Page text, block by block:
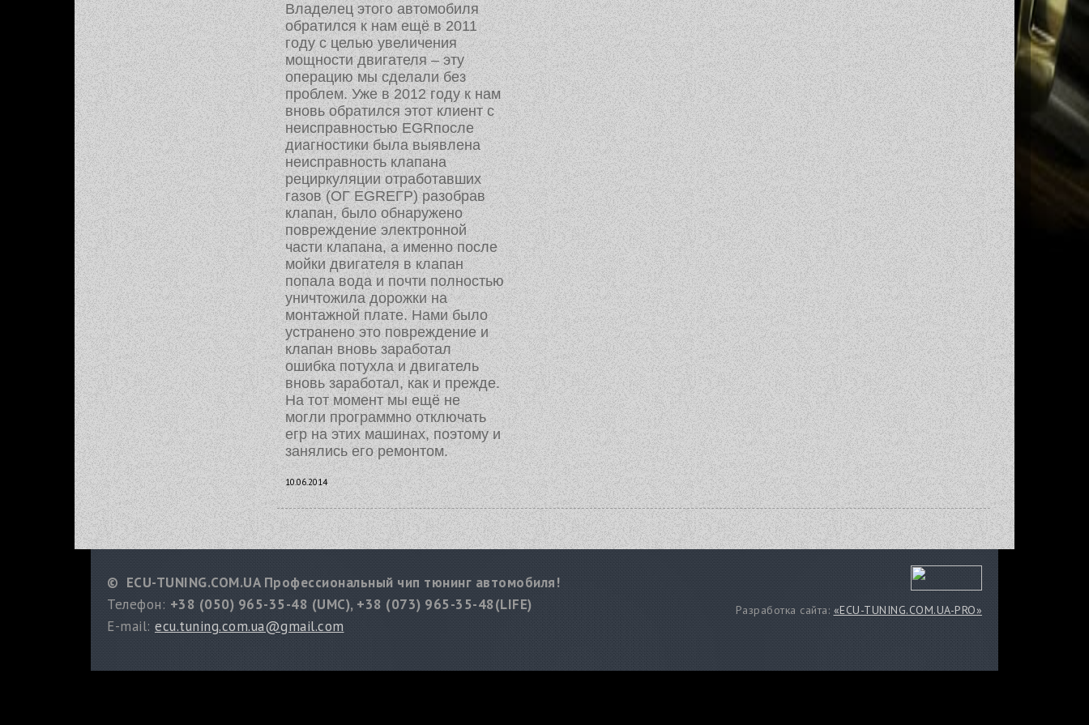
Владелец этого автомобиля
обратился к нам ещё в 2011
году с целью увеличения
мощности двигателя – эту
операцию мы сделали без
проблем. Уже в 2012 году к нам
вновь обратился этот клиент с
неисправностью EGRпосле
диагностики была выявлена
неисправность клапана
рециркуляции отработавших
газов (ОГ EGRЕГР) разобрав
клапан, было обнаружено
повреждение электронной
части клапана, а именно после
мойки двигателя в клапан
попала вода и почти полностью
уничтожила дорожки на
монтажной плате. Нами было
устранено это повреждение и
клапан вновь заработал
ошибка потухла и двигатель
вновь заработал, как и прежде.
На тот момент мы ещё не
могли программно отключать
егр на этих машинах, поэтому и
занялись его ремонтом.
10.06.2014
© ECU-TUNING.COM.UA Профессиональный чип тюнинг автомобиля!
Телефон: +38 (050) 965-35-48 (UMC), +38 (073) 965-35-48(LIFE)
E-mail: ecu.tuning.com.ua@gmail.com
Разработка сайта: «ECU-TUNING.COM.UA-PRO»